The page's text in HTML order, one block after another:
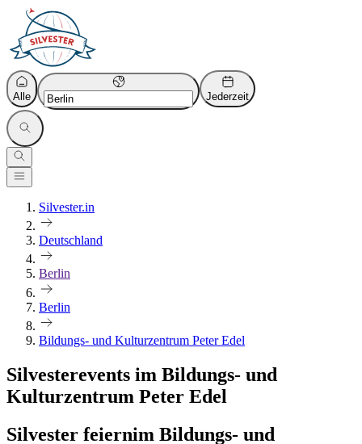
Alle Jederzeit
Silvester.in
Deutschland
Berlin
Berlin
Bildungs- und Kulturzentrum Peter Edel
Silvesterevents im Bildungs- und
Kulturzentrum Peter Edel
Silvester feiernim Bildungs- und